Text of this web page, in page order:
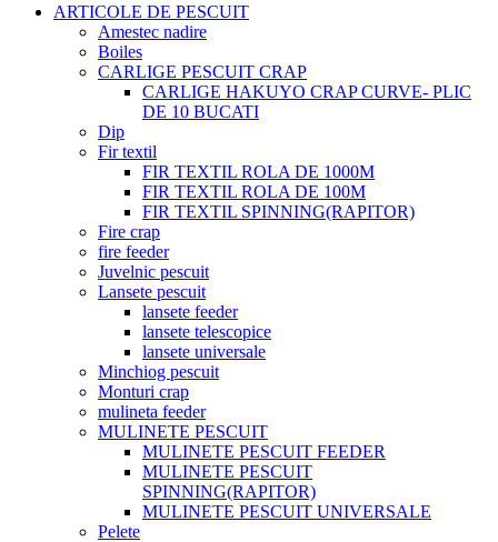
ARTICOLE DE PESCUIT
Amestec nadire
Boiles
CARLIGE PESCUIT CRAP
CARLIGE HAKUYO CRAP CURVE- PLIC
DE 10 BUCATI
Dip
Fir textil
FIR TEXTIL ROLA DE 1000M
FIR TEXTIL ROLA DE 100M
FIR TEXTIL SPINNING(RAPITOR)
Fire crap
fire feeder
Juvelnic pescuit
Lansete pescuit
lansete feeder
lansete telescopice
lansete universale
Minchiog pescuit
Monturi crap
mulineta feeder
MULINETE PESCUIT
MULINETE PESCUIT FEEDER
MULINETE PESCUIT
SPINNING(RAPITOR)
MULINETE PESCUIT UNIVERSALE
Pelete